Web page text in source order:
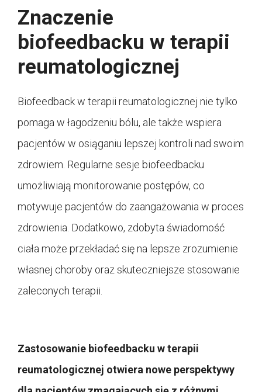
Znaczenie
biofeedbacku w terapii
reumatologicznej
Biofeedback w terapii reumatologicznej nie tylko
pomaga w łagodzeniu bólu, ale także wspiera
pacjentów w osiąganiu lepszej kontroli nad swoim
zdrowiem. Regularne sesje biofeedbacku
umożliwiają monitorowanie postępów, co
motywuje pacjentów do zaangażowania w proces
zdrowienia. Dodatkowo, zdobyta świadomość
ciała może przekładać się na lepsze zrozumienie
własnej choroby oraz skuteczniejsze stosowanie
zaleconych terapii.
Zastosowanie biofeedbacku w terapii
reumatologicznej otwiera nowe perspektywy